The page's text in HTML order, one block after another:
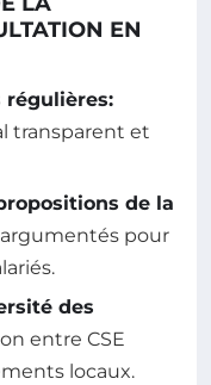
EN
régulières:
transparent et
de la
pour
des
entre CSE
locaux.